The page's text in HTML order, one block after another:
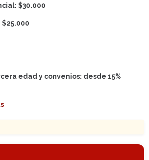
$30.000
edad y convenios: desde 15%